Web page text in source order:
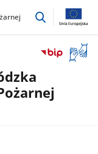
przejdź
okno